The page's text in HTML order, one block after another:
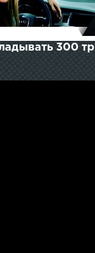
300